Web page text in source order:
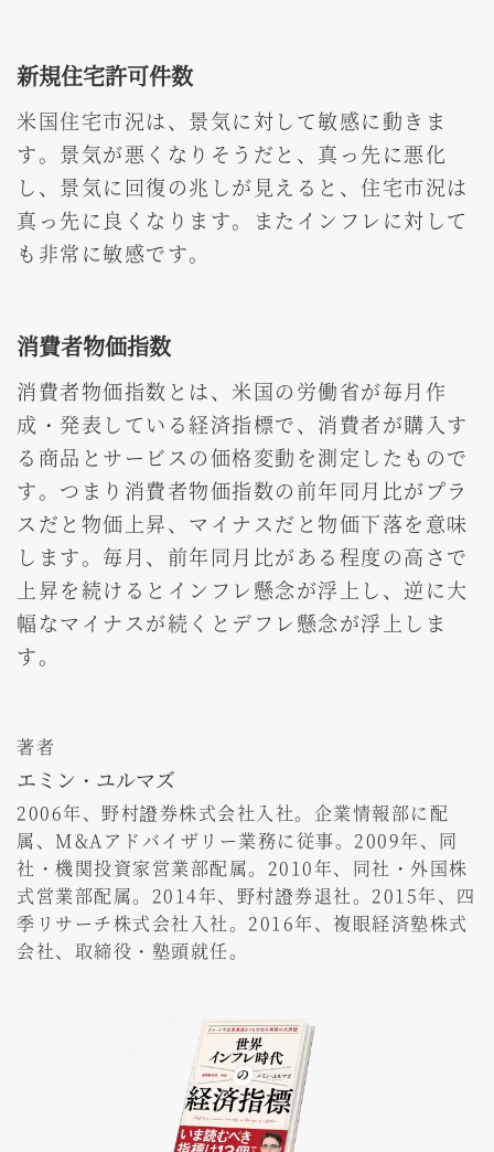
新規住宅許可件数
米国住宅市況は、景気に対して敏感に動きま
す。景気が悪くなりそうだと、真っ先に悪化
し、景気に回復の兆しが見えると、住宅市況は
真っ先に良くなります。またインフレに対して
も非常に敏感です。
消費者物価指数
消費者物価指数とは、米国の労働省が毎月作
成・発表している経済指標で、消費者が購入す
る商品とサービスの価格変動を測定したもので
す。つまり消費者物価指数の前年同月比がプラ
スだと物価上昇、マイナスだと物価下落を意味
します。毎月、前年同月比がある程度の高さで
上昇を続けるとインフレ懸念が浮上し、逆に大
幅なマイナスが続くとデフレ懸念が浮上しま
す。
著者
エミン・ユルマズ
2006年、野村證券株式会社入社。企業情報部に配
属、M&Aアドバイザリー業務に従事。2009年、同
社・機関投資家営業部配属。2010年、同社・外国株
式営業部配属。2014年、野村證券退社。2015年、四
季リサーチ株式会社入社。2016年、複眼経済塾株式
会社、取締役・塾頭就任。